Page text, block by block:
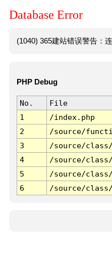
Database Error
(1040) 365建站错误警告：
PHP Debug
No. File
1
/index.php
2
/source/
3
/source/
4
/source/
5
/source/
6
/source/